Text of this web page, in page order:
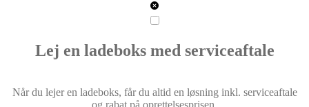
Lej en ladeboks med serviceaftale
Når du lejer en ladeboks, får du altid en løsning inkl. serviceaftale